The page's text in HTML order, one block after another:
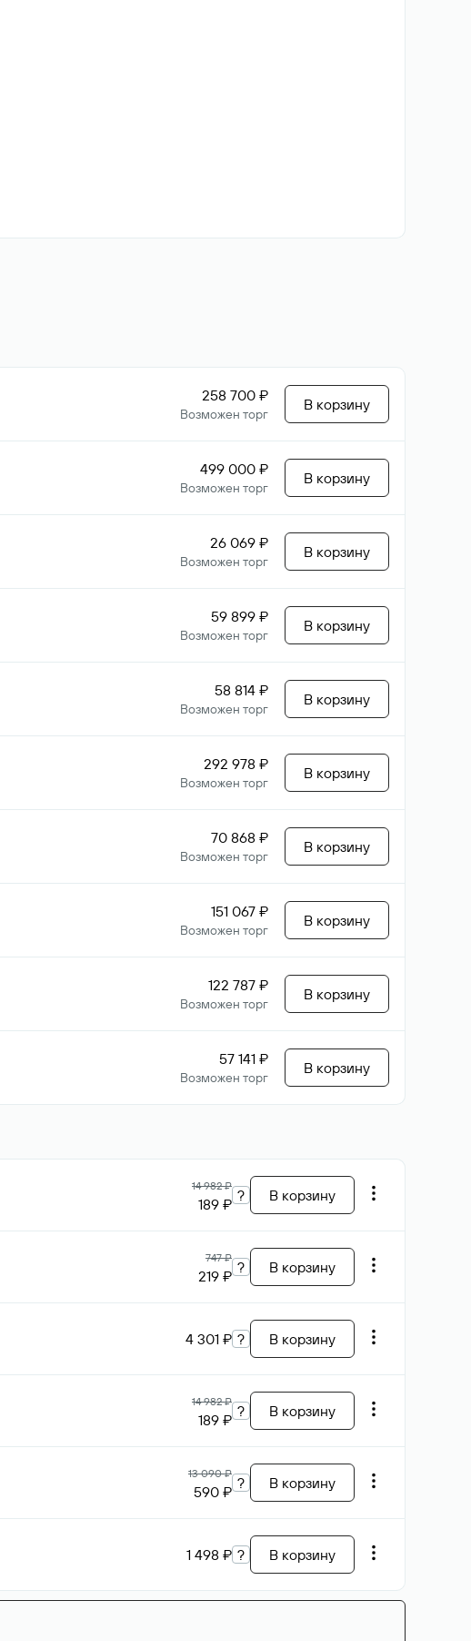
258 700 ₽
Возможен торг
В корзину
499 000 ₽
Возможен торг
В корзину
26 069 ₽
Возможен торг
В корзину
59 899 ₽
Возможен торг
В корзину
58 814 ₽
Возможен торг
В корзину
292 978 ₽
Возможен торг
В корзину
70 868 ₽
Возможен торг
В корзину
151 067 ₽
Возможен торг
В корзину
122 787 ₽
Возможен торг
В корзину
57 141 ₽
Возможен торг
В корзину
14 982 ₽
189 ₽ ? В корзину
747 ₽
219 ₽ ? В корзину
4 301 ₽ ? В корзину
14 982 ₽
189 ₽ ? В корзину
13 090 ₽
590 ₽ ? В корзину
1 498 ₽ ? В корзину